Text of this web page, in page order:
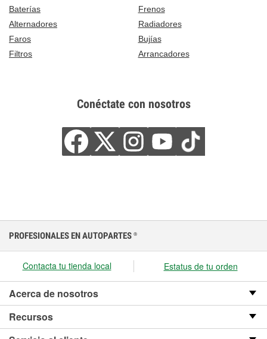
Baterías
Frenos
Alternadores
Radiadores
Faros
Bujías
Filtros
Arrancadores
Conéctate con nosotros
PROFESIONALES EN AUTOPARTES ®
Contacta tu tienda local Estatus de tu orden
Acerca de nosotros
Recursos